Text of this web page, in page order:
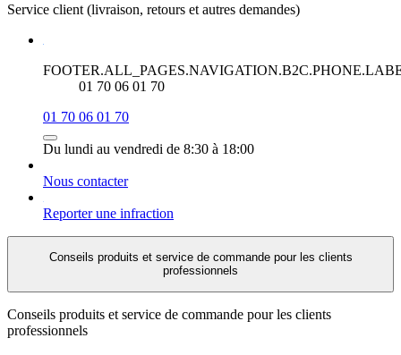
Service client (livraison, retours et autres demandes)
01 70 06 01 70
01 70 06 01 70
Du lundi au vendredi de 8:30 à 18:00
Nous contacter
Reporter une infraction
Conseils produits et service de commande pour les clients
professionnels
Conseils produits et service de commande pour les clients
professionnels